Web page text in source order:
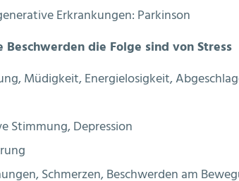
Erkrankungen: Parkinson
Beschwerden die Folge sind von Stress
Müdigkeit, Energielosigkeit,
Stimmung, Depression
Schmerzen, Beschwerden am